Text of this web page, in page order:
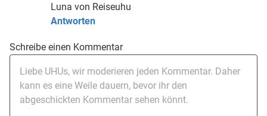
Luna von Reiseuhu
Antworten
Schreibe einen Kommentar